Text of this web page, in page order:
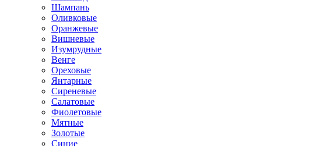
Шампань
Оливковые
Оранжевые
Вишневые
Изумрудные
Венге
Ореховые
Янтарные
Сиреневые
Салатовые
Фиолетовые
Мятные
Золотые
Синие